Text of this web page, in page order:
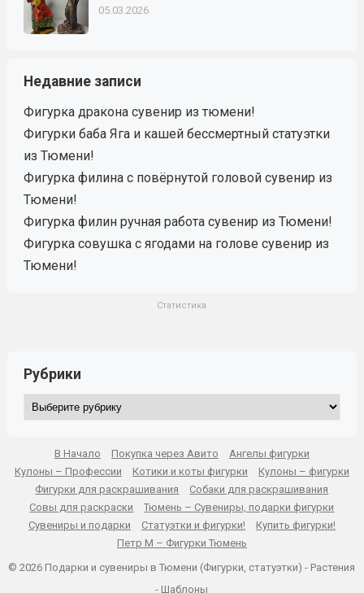
05.03.2026
Недавние записи
Фигурка дракона сувенир из тюмени!
Фигурки баба Яга и кашей бессмертный статуэтки
из Тюмени!
Фигурка филина с повёрнутой головой сувенир из
Тюмени!
Фигурка филин ручная работа сувенир из Тюмени!
Фигурка совушка с ягодами на голове сувенир из
Тюмени!
Статистика
Рубрики
Рубрики
В Начало Покупка через Авито
Ангелы фигурки
Кулоны – Профессии
Котики и коты фигурки
Кулоны – фигурки
Фигурки для раскрашивания
Собаки для раскрашивания
Совы для раскраски
Тюмень – Сувениры, подарки фигурки
Сувениры и подарки
Статуэтки и фигурки!
Купить фигурки!
Петр М – Фигурки Тюмень
© 2026 Подарки и сувениры в Тюмени (Фигурки, статуэтки) - Растения
- Шаблоны